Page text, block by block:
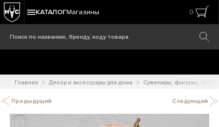
КАТАЛОГМагазины 0
Главная Декор и аксессуары для дома Сувениры, фигурки,
Предыдущий Следующий